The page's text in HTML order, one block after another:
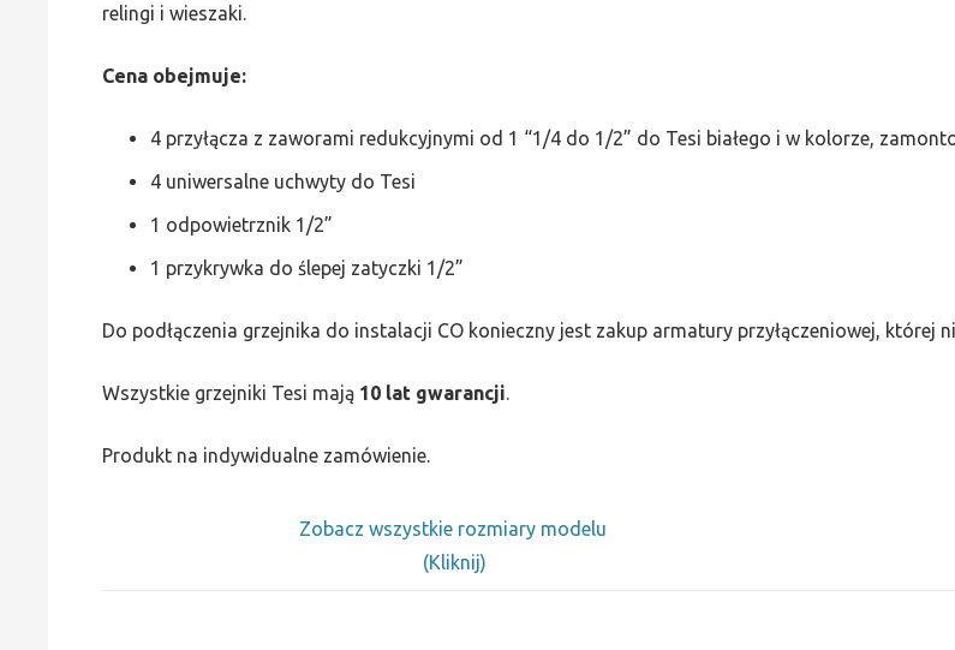
relingi i wieszaki.
Cena obejmuje:
4 przyłącza z zaworami redukcyjnymi od 1 “1/4 do 1/2” do Tesi białego i w kolorze,
4 uniwersalne uchwyty do Tesi
1 odpowietrznik 1/2”
1 przykrywka do ślepej zatyczki 1/2”
Do podłączenia grzejnika do instalacji CO konieczny jest zakup armatury przyłączeniowej, której
Wszystkie grzejniki Tesi mają 10 lat gwarancji.
Produkt na indywidualne zamówienie.
Zobacz wszystkie rozmiary modelu
(Kliknij)